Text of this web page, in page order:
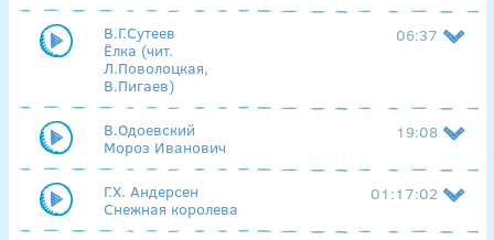
В.Г.Сутеев
Ёлка (чит.
Л.Поволоцкая,
В.Пигаев)
06:37
В.Одоевский
Мороз Иванович
19:08
Г.Х. Андерсен
Снежная королева
01:17:02